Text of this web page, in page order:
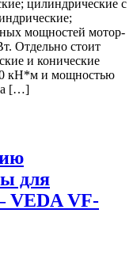
цилиндрические с
мощностей мотор-
Отдельно стоит
и конические
кН*м и мощностью
а […]
для
VEDA VF-